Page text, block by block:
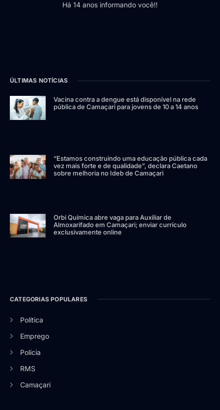
Há 14 anos informando você!!
ÚLTIMAS NOTÍCIAS
Vacina contra a dengue está disponível na rede
pública de Camaçari para jovens de 10 a 14 anos
“Estamos construindo uma educação pública cada
vez mais forte e de qualidade”, declara Caetano
sobre melhoria no Ideb de Camaçari
Orbi Química abre vaga para Auxiliar de
Almoxarifado em Camaçari; enviar currículo
exclusivamente online
CATEGORIAS POPULARES
Política
Emprego
Polícia
RMS
Camaçari